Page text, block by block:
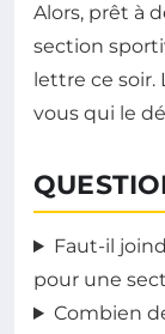
Alors, prêt à
section
lettre ce soir.
vous qui le
Faut-il
pour une
Combien